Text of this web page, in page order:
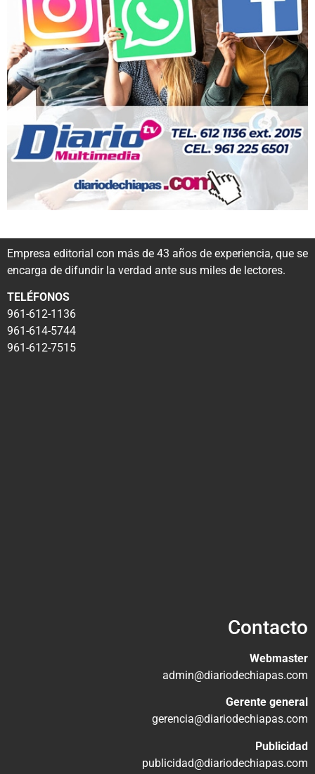
Empresa editorial con más de 43 años de experiencia, que se
encarga de difundir la verdad ante sus miles de lectores.
TELÉFONOS
961-612-1136
961-614-5744
961-612-7515
Contacto
Webmaster
admin@diariodechiapas.com
Gerente general
gerencia@diariodechiapas.com
Publicidad
publicidad@diariodechiapas.com